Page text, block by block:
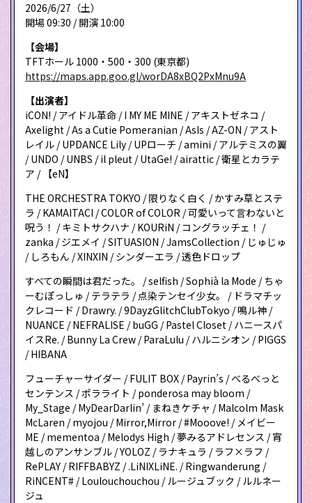
2026/6/27（土）
開場 09:30 / 開演 10:00
【会場】
TFTホール 1000・500・300 (東京都)
https://maps.app.goo.gl/worDA8xBQ2PxMnu9A
【出演者】
iCON! / アイドル革命 / I MY ME MINE / アキストゼネコ /
Axelight / As a Cutie Pomeranian / AsIs / AZ-ON / アスト
レイル / UPDANCE Lily / UPローチ / amini / アルテミスの翼
/ UNDO / UNBS / il pleut / UtaGe! / airattic / 衛星とカラテ
ア / 【eN】
THE ORCHESTRA TOKYO / 限りなく白く / かすみ草とステ
ラ / KAMAITACI / COLOR of COLOR / 可愛いって言わないと
呪う！ / キミトサクハナ / KOURiN / コングラッチェ！ /
zanka / ジエメイ / SITUASION / JamsCollection / じゅじゅ
/ しろもん / XINXIN / シンダーエラ / 透色ドロップ
すべての瞬間は君だった。 / selfish / Sophià la Mode / ちゃ
ーむぽっしゅ / テラテラ / 点染テンセイ少女。 / ドラマチッ
クレコード / Drawry. / 9DayzGlitchClubTokyo / 鳴ル神 /
NUANCE / NEFRALISE / buGG / Pastel Closet / ハニースパ
イスRe. / Bunny La Crew / ParaLulu / ハルニシオン / PIGGS
/ HIBANA
フューチャーサイダー / FULIT BOX / Payrin’s / べるべっと
センテンス / ポラライト / ponderosa may bloom /
My_Stage / MyDearDarlin’ / まねきケチャ / Malcolm Mask
McLaren / myojou / Mirror,Mirror / #Mooove! / メイビー
ME / mementoa / Melodys High / 夢みるアドレセンス / 宵
越しのアンサンブル / YOLOZ / ラナキュラ / ラフ×ラフ /
RePLAY / RIFFBABYZ / .LiNIXLiNE. / Ringwanderung /
RiNCENT# / Loulouchouchou / ルージュブック / ルルネー
ジュ